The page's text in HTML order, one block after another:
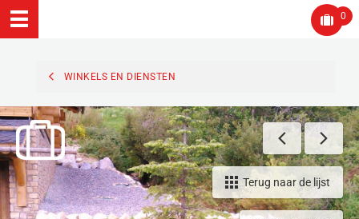
0
WINKELS EN DIENSTEN
Terug naar de lijst